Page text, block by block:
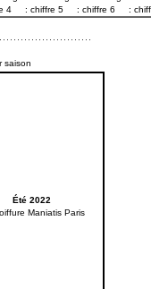
Été 2022